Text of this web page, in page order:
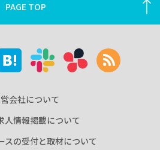
PAGE TOP
会社について
人情報掲載について
スの受付と取材について